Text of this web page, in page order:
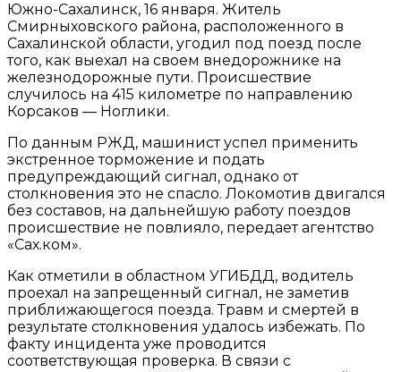
Южно-Сахалинск, 16 января. Житель
Смирныховского района, расположенного в
Сахалинской области, угодил под поезд после
того, как выехал на своем внедорожнике на
железнодорожные пути. Происшествие
случилось на 415 километре по направлению
Корсаков — Ноглики.
По данным РЖД, машинист успел применить
экстренное торможение и подать
предупреждающий сигнал, однако от
столкновения это не спасло. Локомотив двигался
без составов, на дальнейшую работу поездов
происшествие не повлияло, передает агентство
«Сах.ком».
Как отметили в областном УГИБДД, водитель
проехал на запрещенный сигнал, не заметив
приближающегося поезда. Травм и смертей в
результате столкновения удалось избежать. По
факту инцидента уже проводится
соответствующая проверка. В связи с